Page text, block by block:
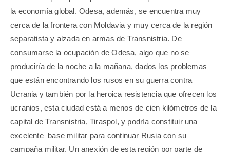
la economía global. Odesa, además, se encuentra muy
cerca de la frontera con Moldavia y muy cerca de la región
separatista y alzada en armas de Transnistria. De
consumarse la ocupación de Odesa, algo que no se
produciría de la noche a la mañana, dados los problemas
que están encontrando los rusos en su guerra contra
Ucrania y también por la heroica resistencia que ofrecen los
ucranios, esta ciudad está a menos de cien kilómetros de la
capital de Transnistria, Tiraspol, y podría constituir una
excelente base militar para continuar Rusia con su
campaña militar. Un anexión de esta región por parte de